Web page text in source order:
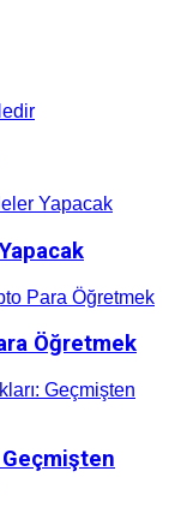
Öğretmek
Geçmişten